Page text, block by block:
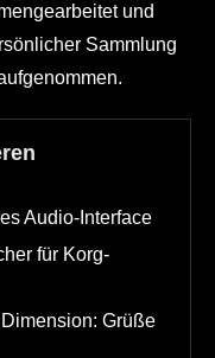
und
Sammlung
Audio-Interface
für Korg-
Grüße